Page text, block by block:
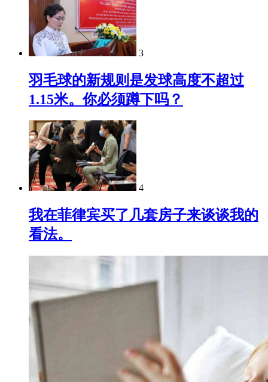
3
羽毛球的新规则是发球高度不超过
1.15米。你必须蹲下吗？
4
我在菲律宾买了几套房子来谈谈我的
看法。